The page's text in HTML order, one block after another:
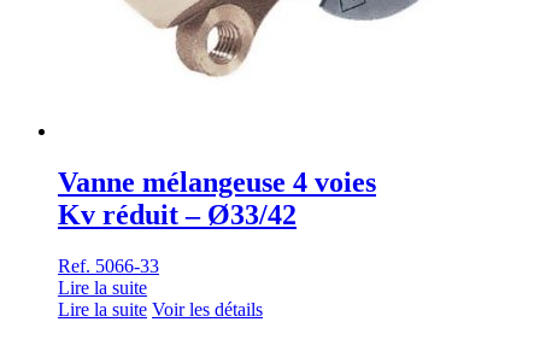
Vanne mélangeuse 4 voies
Kv réduit – Ø33/42
Ref. 5066-33
Lire la suite
Lire la suite Voir les détails